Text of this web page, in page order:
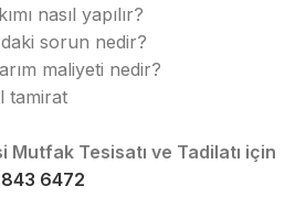
nasıl yapılır?
sorun nedir?
maliyeti nedir?
tamirat
Mutfak Tesisatı ve Tadilatı için
6472